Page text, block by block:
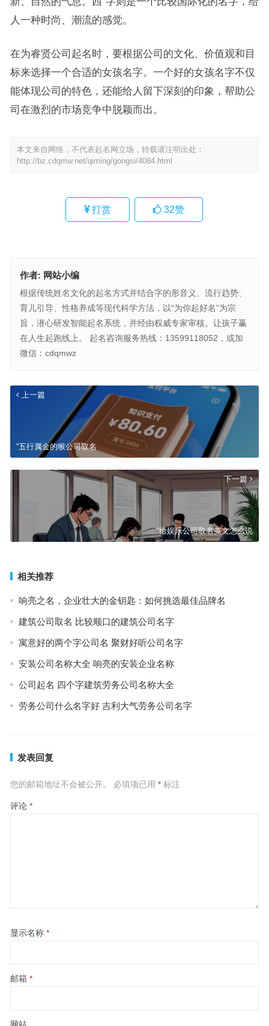
人一种时尚、潮流的感觉。
在为睿贤公司起名时，要根据公司的文化、价值观和目
标来选择一个合适的女孩名字。一个好的女孩名字不仅
能体现公司的特色，还能给人留下深刻的印象，帮助公
司在激烈的市场竞争中脱颖而出。
本文来自网络，不代表起名网立场，转载请注明出处：
http://bz.cdqmw.net/qiming/gongsi/4084.html
打赏 32赞
作者: 网站小编
根据传统姓名文化的起名方式并结合字的形音义、流行趋势、
育儿引导、性格养成等现代科学方法，以“为你起好名”为宗
旨，潜心研发智能起名系统，并经由权威专家审核。让孩子赢
在人生起跑线上。 起名咨询服务热线：13599118052，或加
微信：cdqmwz
上一篇
“五行属金的猴公司取名
下一篇
“给娱乐公司取名英文怎么说
相关推荐
响亮之名，企业壮大的金钥匙：如何挑选最佳品牌名
建筑公司取名 比较顺口的建筑公司名字
寓意好的两个字公司名 聚财好听公司名字
安装公司名称大全 响亮的安装企业名称
公司起名 四个字建筑劳务公司名称大全
劳务公司什么名字好 吉利大气劳务公司名字
发表回复
您的邮箱地址不会被公开。 必填项已用 *标注
评论 *
显示名称 *
邮箱 *